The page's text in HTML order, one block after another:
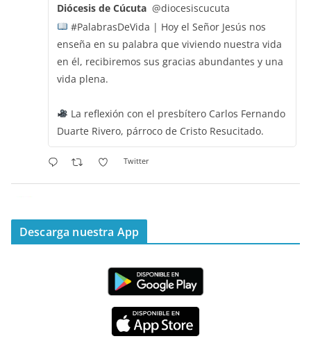
Diócesis de Cúcuta @diocesiscucuta
#PalabrasDeVida | Hoy el Señor Jesús nos
enseña en su palabra que viviendo nuestra vida
en él, recibiremos sus gracias abundantes y una
vida plena.
La reflexión con el presbítero Carlos Fernando
Duarte Rivero, párroco de Cristo Resucitado.
Twitter
“Mis ovejas escuchan mi voz, y yo las conozco”
#PalabrasDeVida
Diócesis de Cúcuta @diocesiscucuta
#PalabrasDeVida | Hoy en el #Evangelio Jesús
quien escucha su voz, no será arrebatado de su
Descarga nuestra App